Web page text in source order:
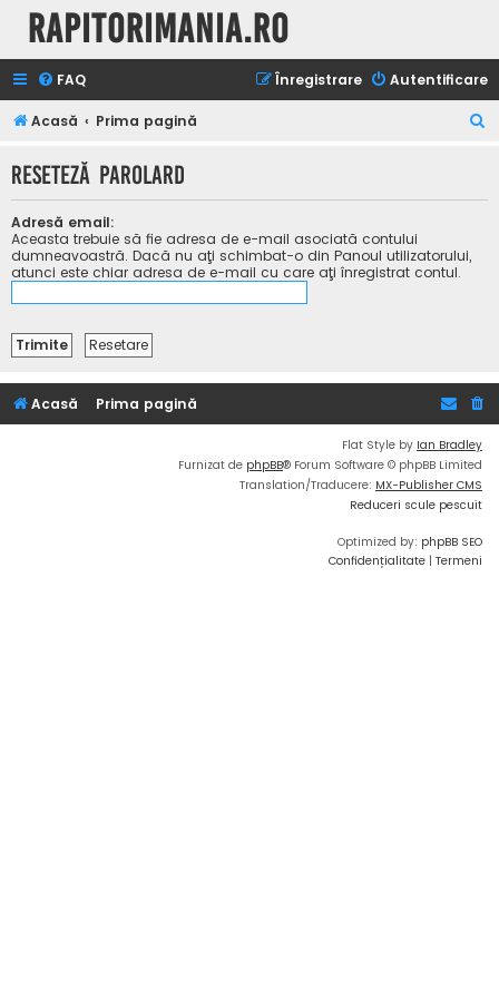
Rapitorimania.ro
FAQ Autentificare
Înregistrare
Acasă Prima pagină
t
Reseteză parolard
Adresă email:
Aceasta trebuie să fie adresa de e-mail asociată contului
dumneavoastră. Dacă nu aţi schimbat-o din Panoul utilizatorului,
atunci este chiar adresa de e-mail cu care aţi înregistrat contul.
Acasă Prima pagină
Flat Style by Ian Bradley
Furnizat de phpBB® Forum Software © phpBB Limited
Translation/Traducere: MX-Publisher CMS
Reduceri scule pescuit
Optimized by: phpBB SEO
Confidențialitate | Termeni